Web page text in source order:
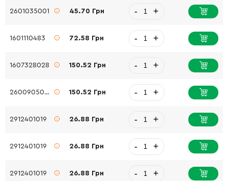
2601035001 45.70 Грн - +
1601110483 72.58 Грн - +
1607328028 150.52 Грн - +
2600905032 150.52 Грн - +
2912401019 26.88 Грн - +
2912401019 26.88 Грн - +
2912401019 26.88 Грн - +